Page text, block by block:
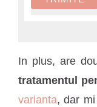
In plus, are
tratamentul
varianta, dar